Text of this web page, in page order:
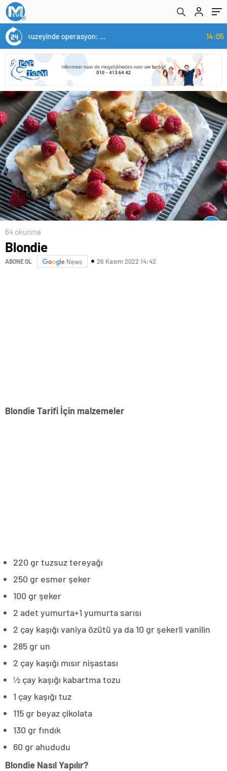
14:05 /
64 okunma
Blondie
ABONE OL News 26 Kasım 2022 14:42
Blondie Tarifi İçin malzemeler
220 gr tuzsuz tereyağı
250 gr esmer şeker
100 gr şeker
2 adet yumurta+1 yumurta sarısı
2 çay kaşığı vaniya özütü ya da 10 gr şekerli vanilin
285 gr un
2 çay kaşığı mısır nişastası
½ çay kaşığı kabartma tozu
1 çay kaşığı tuz
115 gr beyaz çikolata
130 gr fındık
60 gr ahududu
Blondie Nasıl Yapılır?